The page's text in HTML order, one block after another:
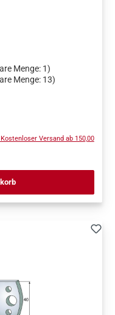
Menge: 1)
Menge: 13)
Versand ab 150,00